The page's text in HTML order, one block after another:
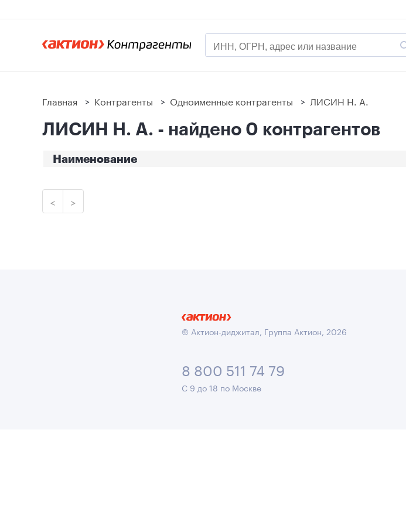
Главная > Контрагенты > Одноименные контрагенты > ЛИСИН Н. А.
ЛИСИН Н. А. - найдено 0 контрагентов
Наименование
< >
© Актион-диджитал, Группа Актион, 2026
8 800 511 74 79
С 9 до 18 по Москве